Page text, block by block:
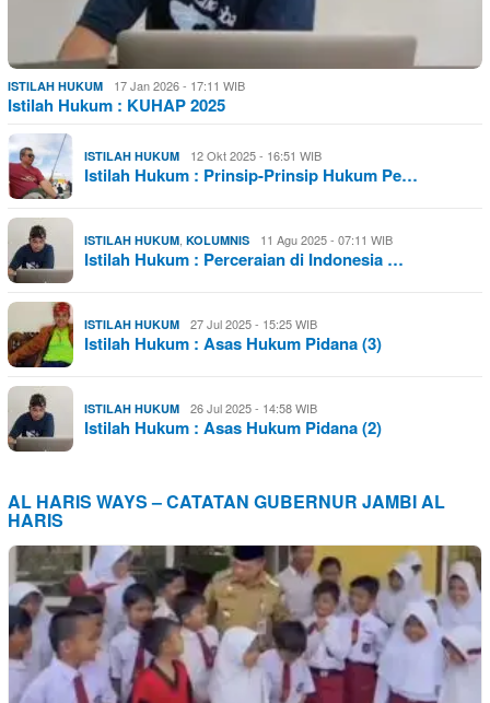
ISTILAH HUKUM 17 Jan 2026 - 17:11 WIB
Istilah Hukum : KUHAP 2025
ISTILAH HUKUM 12 Okt 2025 - 16:51 WIB
Istilah Hukum : Prinsip-Prinsip Hukum Pe…
ISTILAH HUKUM, KOLUMNIS 11 Agu 2025 - 07:11 WIB
Istilah Hukum : Perceraian di Indonesia …
ISTILAH HUKUM 27 Jul 2025 - 15:25 WIB
Istilah Hukum : Asas Hukum Pidana (3)
ISTILAH HUKUM 26 Jul 2025 - 14:58 WIB
Istilah Hukum : Asas Hukum Pidana (2)
AL HARIS WAYS – CATATAN GUBERNUR JAMBI AL
HARIS